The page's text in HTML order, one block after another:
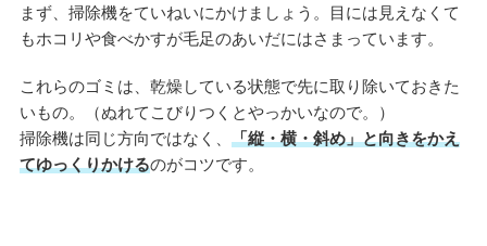
まず、掃除機をていねいにかけましょう。目には見えなくて
もホコリや食べかすが毛足のあいだにはさまっています。
これらのゴミは、乾燥している状態で先に取り除いておきた
いもの。（ぬれてこびりつくとやっかいなので。）
掃除機は同じ方向ではなく、 「縦・横・斜め」と向きをかえ
てゆっくりかけるのがコツです。